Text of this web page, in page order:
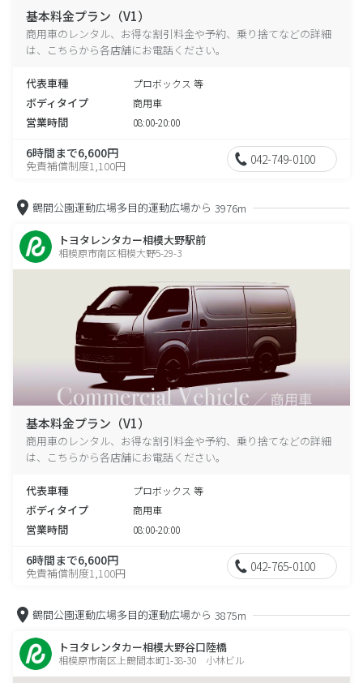
基本料金プラン（V1）
商用車のレンタル、お得な割引料金や予約、乗り捨てなどの詳細
は、こちらから各店舗にお電話ください。
代表車種 プロボックス 等
ボディタイプ 商用車
営業時間 08:00-20:00
6時間まで6,600円
免責補償制度1,100円 042-749-0100
鶴間公園運動広場多目的運動広場から 3976m
トヨタレンタカー相模大野駅前
相模原市南区相模大野5-29-3
基本料金プラン（V1）
商用車のレンタル、お得な割引料金や予約、乗り捨てなどの詳細
は、こちらから各店舗にお電話ください。
代表車種 プロボックス 等
ボディタイプ 商用車
営業時間 08:00-20:00
6時間まで6,600円
免責補償制度1,100円 042-765-0100
鶴間公園運動広場多目的運動広場から 3875m
トヨタレンタカー相模大野谷口陸橋
相模原市南区上鶴間本町1-38-30 小林ビル